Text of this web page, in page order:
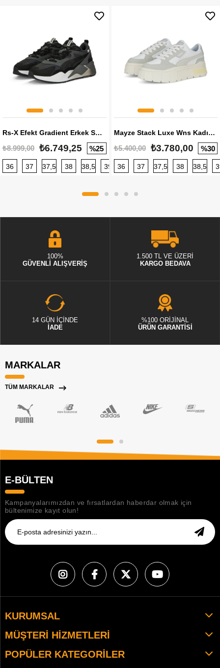
Rs-X Efekt Gradient Erkek Sneaker
₺8.999,00 ₺6.749,25 %25
36 37 37,5 38 38,5 39 40 40,5 41 42 42,5
Mayze Stack Luxe Wns Kadın Sneaker
₺5.400,00 ₺3.780,00 %30
36 37 37,5 38 38,5
100%
GÜVENLİ ALIŞVERİŞ
1.500 TL VE ÜZERİ
KARGO BEDAVA
14 GÜN İÇİNDE
İADE
%100 ORİJİNAL
ÜRÜN GARANTİSİ
MARKALAR
TÜM MARKALAR
E-BÜLTEN
Kampanyalarımızdan ve fırsatlardan haberdar olmak için
bültenimize kayıt olun!
KURUMSAL
MÜŞTERI HIZMETLERI
POPÜLER KATEGORILER